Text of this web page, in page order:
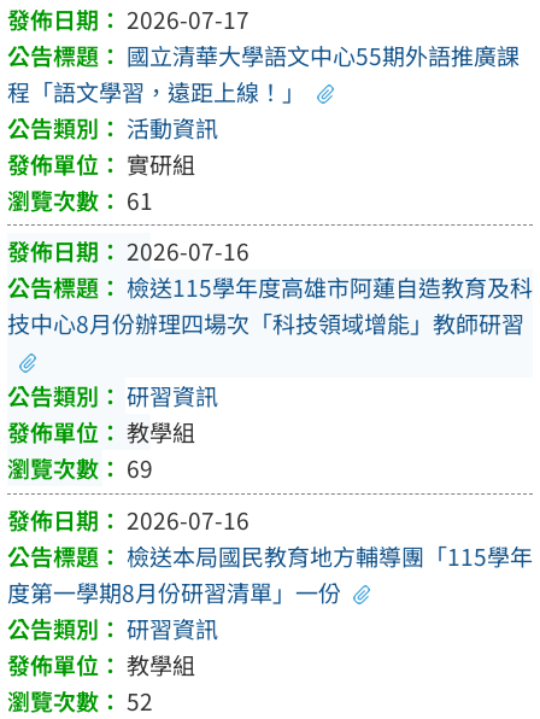
2026-07-17
國立清華大學語文中心55期外語推廣課
程「語文學習，遠距上線！」
活動資訊
實研組
61
2026-07-16
檢送115學年度高雄市阿蓮自造教育及科
技中心8月份辦理四場次「科技領域增能」教師研習
研習資訊
教學組
69
2026-07-16
檢送本局國民教育地方輔導團「115學年
度第一學期8月份研習清單」一份
研習資訊
教學組
52